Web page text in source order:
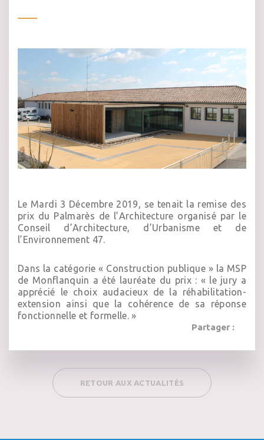
Le Mardi 3 Décembre 2019, se tenait la remise des
prix du Palmarès de l’Architecture organisé par le
Conseil d’Architecture, d’Urbanisme et de
l’Environnement 47.
Dans la catégorie « Construction publique » la MSP
de Monflanquin a été lauréate du prix : « le jury a
apprécié le choix audacieux de la réhabilitation-
extension ainsi que la cohérence de sa réponse
fonctionnelle et formelle. »
Partager :
RETOUR AUX ACTUALITÉS